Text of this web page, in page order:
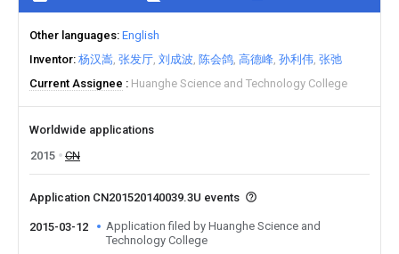
Other languages English
Inventor 杨汉嵩 张发厅 刘成波 陈会鸽 高德峰 孙利伟 张弛
Current Assignee
Huanghe Science and Technology College
Worldwide applications
2015
CN
Application CN201520140039.3U events
2015-03-12
Application filed by Huanghe Science and
Technology College